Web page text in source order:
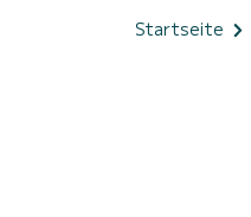
Startseite